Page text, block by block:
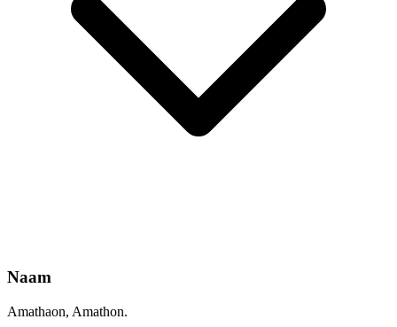
Naam
Amathaon, Amathon.